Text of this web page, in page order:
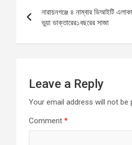
o
o
k
A
p
p
g
er
navigation
নারায়নগঞ্জে ৪ নাম্বার ডিআইটি
ভুয়া ডাক্তারের১বছরের সাজা
Leave a Reply
Your email address will not be
Comment *